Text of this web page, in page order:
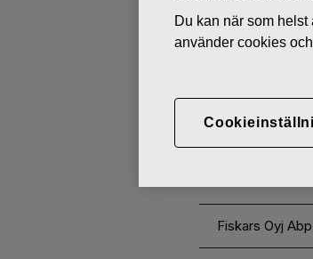
Fiskars Oyj Abp
Du kan när som
använder cookies